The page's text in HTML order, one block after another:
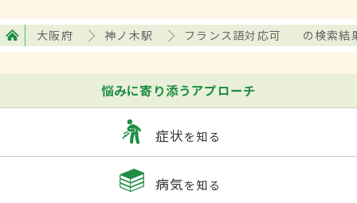
大阪府 神ノ木駅 フランス語対応可 の検索結
悩みに寄り添うアプローチ
症状を知る
病気を知る